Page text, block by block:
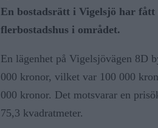
En bostadsrätt i Vigelsjö har
flerbostadshus i området.
En lägenhet på Vigelsjövägen 8D
000 kronor, vilket var 100 000
000 kronor. Det motsvarar en
75,3 kvadratmeter.